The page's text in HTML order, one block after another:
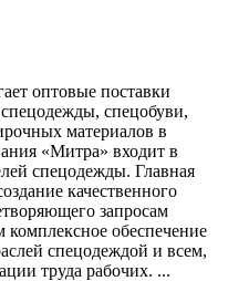
оптовые поставки
спецобуви,
материалов в
«Митра» входит в
спецодежды. Главная
качественного
запросам
обеспечение
спецодеждой и всем,
труда рабочих. ...